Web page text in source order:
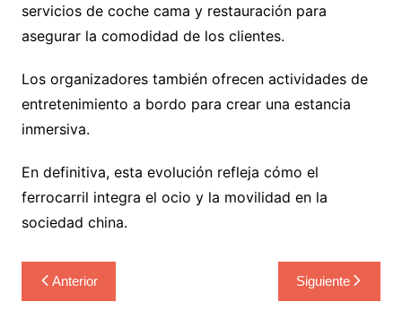
servicios de coche cama y restauración para
asegurar la comodidad de los clientes.
Los organizadores también ofrecen actividades de
entretenimiento a bordo para crear una estancia
inmersiva.
En definitiva, esta evolución refleja cómo el
ferrocarril integra el ocio y la movilidad en la
sociedad china.
Navegación
de
Anterior Siguiente